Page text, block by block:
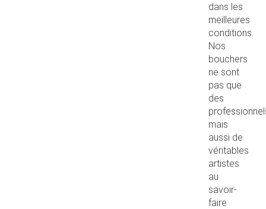
dans les
meilleures
conditions.
Nos
bouchers
ne sont
pas que
des
mais
aussi de
véritables
artistes
au
savoir-
faire